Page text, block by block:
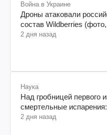
Война в Украине
Дроны атаковали
состав Wildberries
2 дня назад
Наука
Над гробницей первого
смертельные
2 дня назад